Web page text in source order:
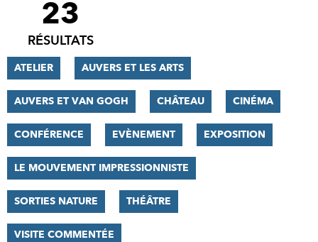
FILTRER
RÉSULTATS
23
RÉSULTATS
ATELIER AUVERS ET LES ARTS
AUVERS ET VAN GOGH CHÂTEAU CINÉMA
CONFÉRENCE EVÈNEMENT EXPOSITION
LE MOUVEMENT IMPRESSIONNISTE
SORTIES NATURE THÉÂTRE
VISITE COMMENTÉE